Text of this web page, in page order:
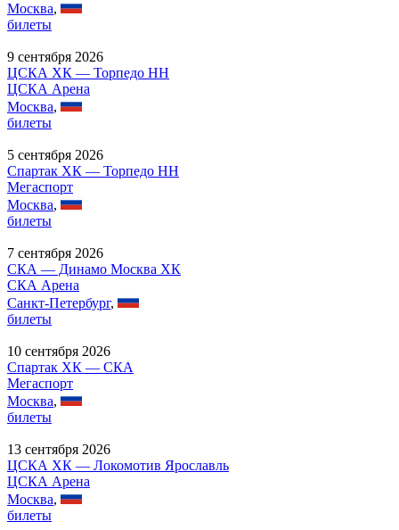
Москва,
билеты
9 сентября 2026
ЦСКА ХК — Торпедо НН
ЦСКА Арена
Москва,
билеты
5 сентября 2026
Спартак ХК — Торпедо НН
Мегаспорт
Москва,
билеты
7 сентября 2026
СКА — Динамо Москва ХК
СКА Арена
Санкт-Петербург,
билеты
10 сентября 2026
Спартак ХК — СКА
Мегаспорт
Москва,
билеты
13 сентября 2026
ЦСКА ХК — Локомотив Ярославль
ЦСКА Арена
Москва,
билеты